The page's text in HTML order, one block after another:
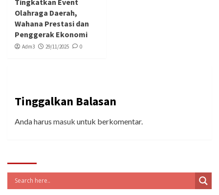
Olahraga Daerah,
Wahana Prestasi dan
Penggerak Ekonomi
Adm3 29/11/2025 0
Tinggalkan Balasan
Anda harus masuk untuk berkomentar.